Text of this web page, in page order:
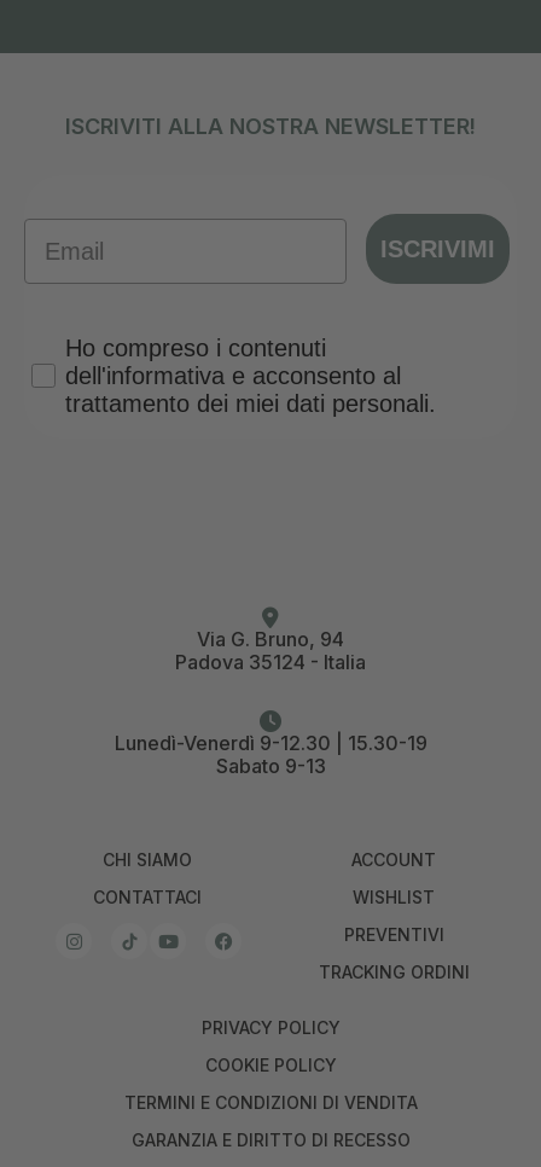
ISCRIVITI ALLA NOSTRA NEWSLETTER!
ISCRIVIMI
Privacy Policy
Ho compreso i contenuti
dell'informativa e acconsento al
trattamento dei miei dati personali.
Via G. Bruno, 94
Padova 35124 - Italia
Lunedì-Venerdì 9-12.30 | 15.30-19
Sabato 9-13
CHI SIAMO
CONTATTACI
ACCOUNT
WISHLIST
PREVENTIVI
TRACKING ORDINI
PRIVACY POLICY
COOKIE POLICY
TERMINI E CONDIZIONI DI VENDITA
GARANZIA E DIRITTO DI RECESSO